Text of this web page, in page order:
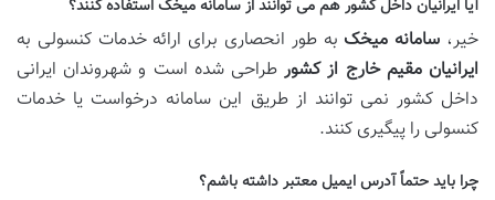
آیا ایرانیان داخل کشور هم می توانند از سامانه میخک استفاده کنند؟
خیر، سامانه میخک به طور انحصاری برای ارائه خدمات کنسولی به
ایرانیان مقیم خارج از کشورطراحی شده است و شهروندان ایرانی
داخل کشور نمی توانند از طریق این سامانه درخواست یا خدمات
کنسولی را پیگیری کنند.
چرا باید حتماً آدرس ایمیل معتبر داشته باشم؟